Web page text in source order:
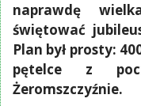
naprawdę
świętować
Plan był prosty:
pętelce z
Żeromszczyźnie.